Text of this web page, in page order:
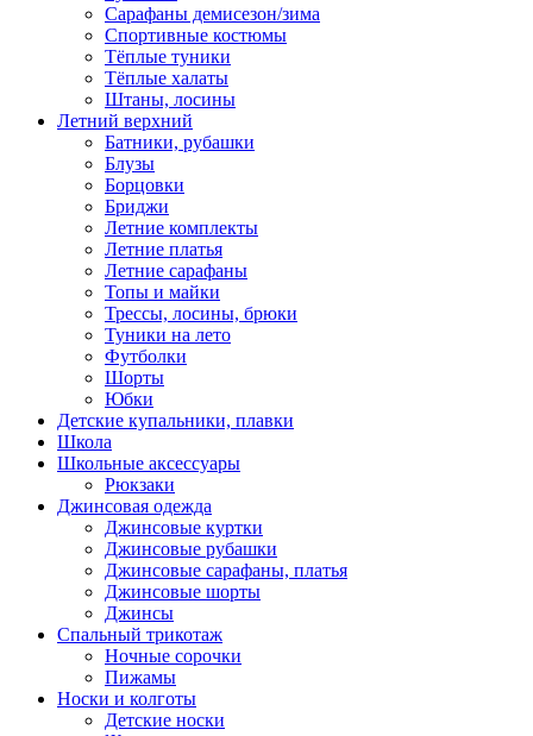
Сарафаны демисезон/зима
Спортивные костюмы
Тёплые туники
Тёплые халаты
Штаны, лосины
Летний верхний
Батники, рубашки
Блузы
Борцовки
Бриджи
Летние комплекты
Летние платья
Летние сарафаны
Топы и майки
Трессы, лосины, брюки
Туники на лето
Футболки
Шорты
Юбки
Детские купальники, плавки
Школа
Школьные аксессуары
Рюкзаки
Джинсовая одежда
Джинсовые куртки
Джинсовые рубашки
Джинсовые сарафаны, платья
Джинсовые шорты
Джинсы
Спальный трикотаж
Ночные сорочки
Пижамы
Носки и колготы
Детские носки